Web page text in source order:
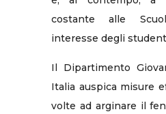
costante alle
interesse degli
Il Dipartimento
Italia auspica misure
volte ad arginare il